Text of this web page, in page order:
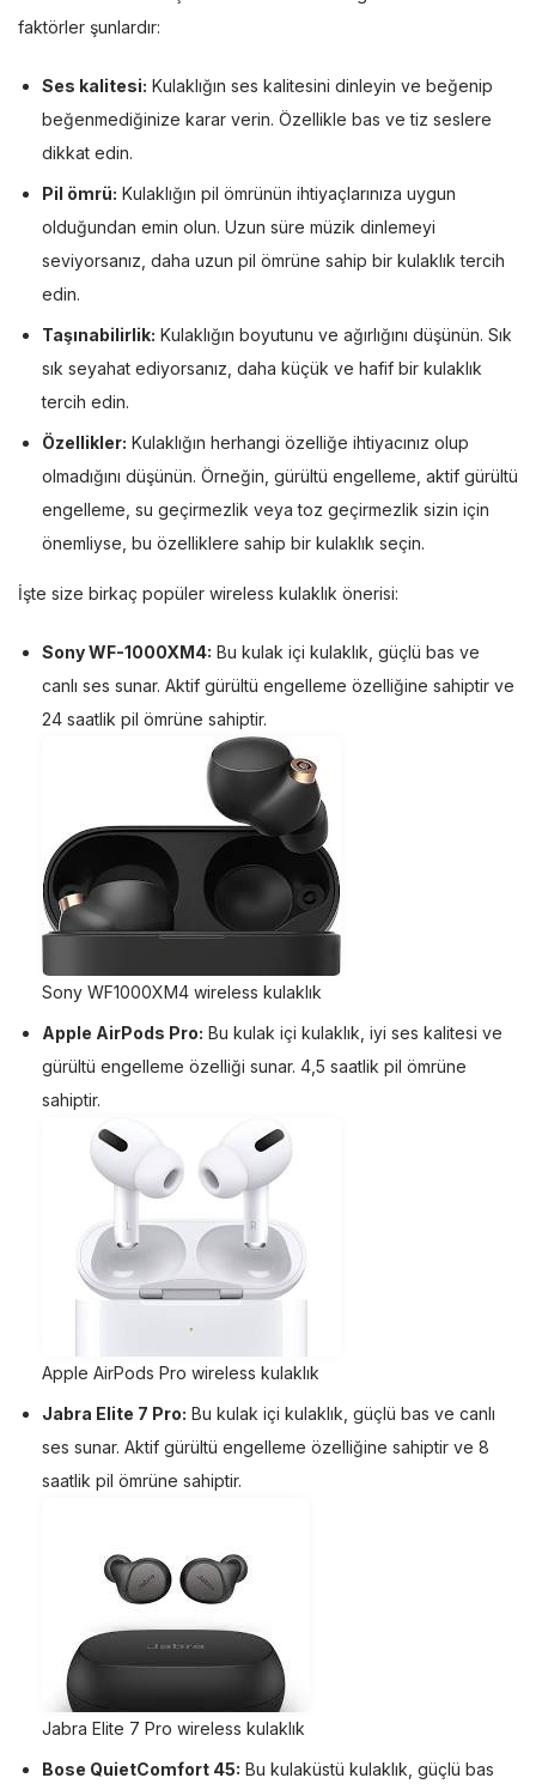
faktörler şunlardır:
Ses kalitesi: Kulaklığın ses kalitesini dinleyin ve beğenip
beğenmediğinize karar verin. Özellikle bas ve tiz seslere
dikkat edin.
Pil ömrü: Kulaklığın pil ömrünün ihtiyaçlarınıza uygun
olduğundan emin olun. Uzun süre müzik dinlemeyi
seviyorsanız, daha uzun pil ömrüne sahip bir kulaklık tercih
edin.
Taşınabilirlik: Kulaklığın boyutunu ve ağırlığını düşünün. Sık
sık seyahat ediyorsanız, daha küçük ve hafif bir kulaklık
tercih edin.
Özellikler: Kulaklığın herhangi özelliğe ihtiyacınız olup
olmadığını düşünün. Örneğin, gürültü engelleme, aktif gürültü
engelleme, su geçirmezlik veya toz geçirmezlik sizin için
önemliyse, bu özelliklere sahip bir kulaklık seçin.
İşte size birkaç popüler wireless kulaklık önerisi:
Sony WF-1000XM4: Bu kulak içi kulaklık, güçlü bas ve
canlı ses sunar. Aktif gürültü engelleme özelliğine sahiptir ve
24 saatlik pil ömrüne sahiptir.
Sony WF1000XM4 wireless kulaklık
Apple AirPods Pro: Bu kulak içi kulaklık, iyi ses kalitesi ve
gürültü engelleme özelliği sunar. 4,5 saatlik pil ömrüne
sahiptir.
Apple AirPods Pro wireless kulaklık
Jabra Elite 7 Pro: Bu kulak içi kulaklık, güçlü bas ve canlı
ses sunar. Aktif gürültü engelleme özelliğine sahiptir ve 8
saatlik pil ömrüne sahiptir.
Jabra Elite 7 Pro wireless kulaklık
Bose QuietComfort 45: Bu kulaküstü kulaklık, güçlü bas